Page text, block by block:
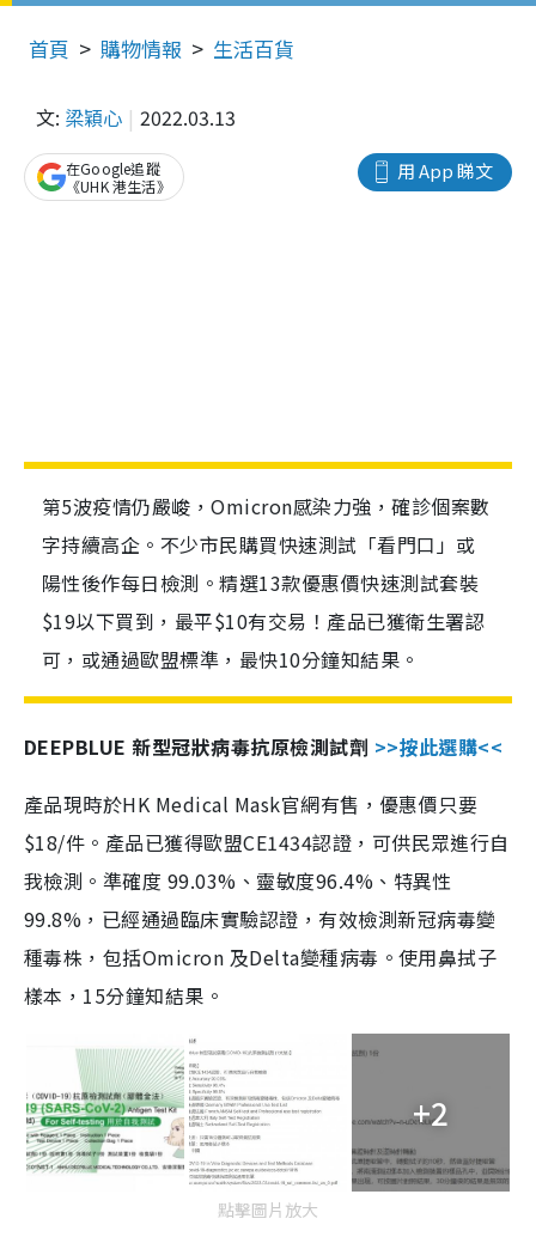
首頁 購物情報 生活百貨
文: 梁穎心 2022.03.13
用 App 睇文
在Google追蹤
《UHK 港生活》
第5波疫情仍嚴峻，Omicron感染力強，確診個案數
字持續高企。不少市民購買快速測試「看門口」或
陽性後作每日檢測。精選13款優惠價快速測試套裝
$19以下買到，最平$10有交易！產品已獲衛生署認
可，或通過歐盟標準，最快10分鐘知結果。
DEEPBLUE 新型冠狀病毒抗原檢測試劑 >>按此選購<<
產品現時於HK Medical Mask官網有售，優惠價只要
$18/件。產品已獲得歐盟CE1434認證，可供民眾進行自
我檢測。準確度 99.03%、靈敏度96.4%、特異性
99.8%，已經通過臨床實驗認證，有效檢測新冠病毒變
種毒株，包括Omicron 及Delta變種病毒。使用鼻拭子
樣本，15分鐘知結果。
+2
點擊圖片放大